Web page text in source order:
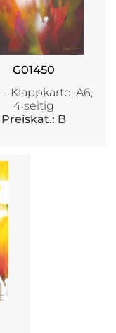
G01450
- Klappkarte, A6,
4‑seitig
Preiskat.: B